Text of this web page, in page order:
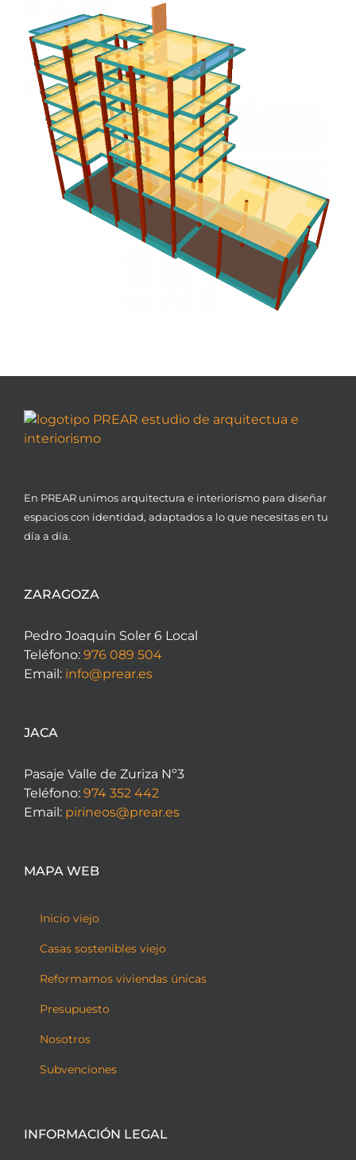
En PREAR unimos arquitectura e interiorismo para diseñar
espacios con identidad, adaptados a lo que necesitas en tu
día a día.
ZARAGOZA
Pedro Joaquin Soler 6 Local
Teléfono: 976 089 504
Email: info@prear.es
JACA
Pasaje Valle de Zuriza Nº3
Teléfono: 974 352 442
Email: pirineos@prear.es
MAPA WEB
Inicio viejo
Casas sostenibles viejo
Reformamos viviendas únicas
Presupuesto
Nosotros
Subvenciones
INFORMACIÓN LEGAL